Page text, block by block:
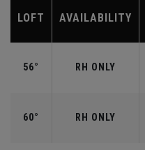
LOFT AVAILABILITY
56° RH ONLY
60° RH ONLY